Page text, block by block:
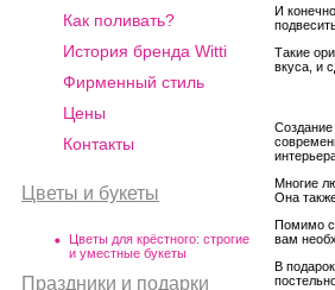
Как поливать?
История бренда Witti
Фирменный стиль
Цены
Контакты
Цветы и букеты
Цветы для крёстного: строгие
и уместные букеты
Праздники и подарки
И
Такие
вкуса, и
Создание
Многие
Она
Помимо
вам
В